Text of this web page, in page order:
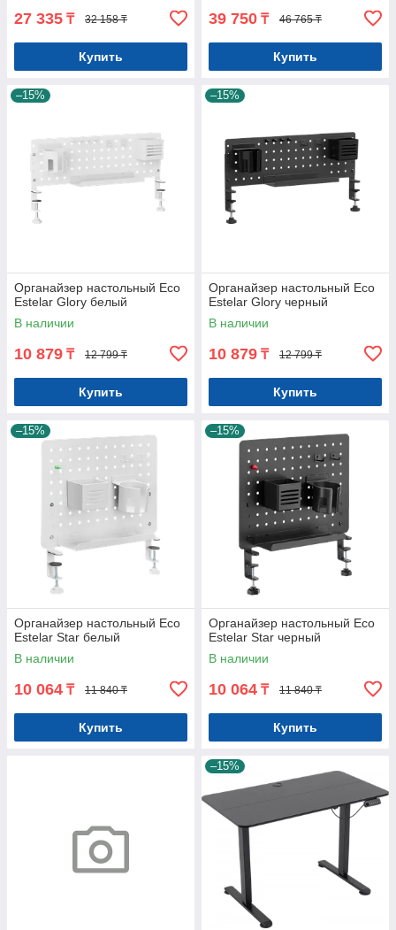
27 335 ₸ 32 158 ₸
Купить
39 750 ₸ 46 765 ₸
Купить
–15%
Органайзер настольный Eco
Estelar Glory белый
В наличии
10 879 ₸ 12 799 ₸
Купить
–15%
Органайзер настольный Eco
Estelar Glory черный
В наличии
10 879 ₸ 12 799 ₸
Купить
–15%
Органайзер настольный Eco
Estelar Star белый
В наличии
10 064 ₸ 11 840 ₸
Купить
–15%
Органайзер настольный Eco
Estelar Star черный
В наличии
10 064 ₸ 11 840 ₸
Купить
–15%